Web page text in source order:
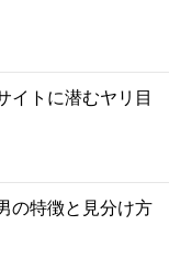
イトに潜むヤリ目
の特徴と見分け方